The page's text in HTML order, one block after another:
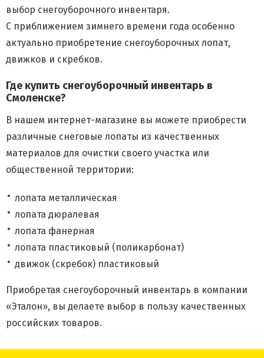
выбор снегоуборочного инвентаря.
С приближением зимнего времени года особенно
актуально приобретение снегоуборочных лопат,
движков и скребков.
Где купить снегоуборочный инвентарь в
Смоленске?
В нашем интернет-магазине вы можете приобрести
различные снеговые лопаты из качественных
материалов для очистки своего участка или
общественной территории:
лопата металлическая
лопата дюралевая
лопата фанерная
лопата пластиковый (поликарбонат)
движок (скребок) пластиковый
Приобретая снегоуборочный инвентарь в компании
«Эталон», вы делаете выбор в пользу качественных
российских товаров.